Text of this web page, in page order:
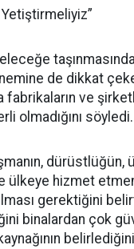
de dikkat
fabrikaların ve
olmadığını söyledi.
dürüstlüğün,
ülkeye hizmet
gerektiğini
binalardan çok